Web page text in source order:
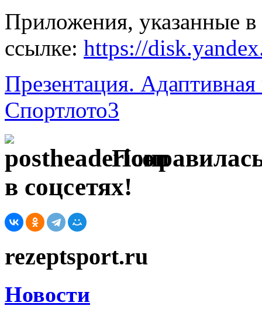
Приложения, указанные
ссылке: https://
Презентация.
Спортлото3
в соцсетях!
rezeptsport.ru
Новости